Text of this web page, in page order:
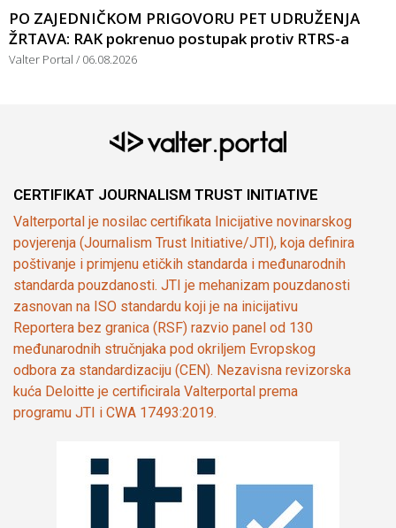
PO ZAJEDNIČKOM PRIGOVORU PET UDRUŽENJA
ŽRTAVA: RAK pokrenuo postupak protiv RTRS-a
Valter Portal 06.08.2026
CERTIFIKAT JOURNALISM TRUST INITIATIVE
Valterportal je nosilac certifikata Inicijative novinarskog
povjerenja (Journalism Trust Initiative/JTI), koja definira
poštivanje i primjenu etičkih standarda i međunarodnih
standarda pouzdanosti. JTI je mehanizam pouzdanosti
zasnovan na ISO standardu koji je na inicijativu
Reportera bez granica (RSF) razvio panel od 130
međunarodnih stručnjaka pod okriljem Evropskog
odbora za standardizaciju (CEN). Nezavisna revizorska
kuća Deloitte je certificirala Valterportal prema
programu JTI i CWA 17493:2019.